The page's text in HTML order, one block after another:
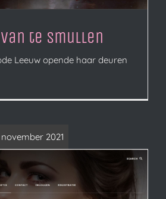
van te smullen
Leeuw opende haar deuren
november 2021